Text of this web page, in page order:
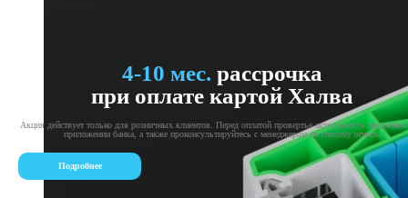
4-10 мес. рассрочка
при оплате картой Халва
Акция действует только для розничных клиентов. Перед оплатой провертье актуальность
приложении банка, а также проконсультируйтесь с менеджером по способу оплаты
Подробнее